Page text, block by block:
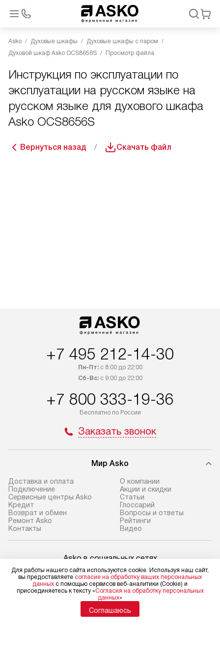
Asko Духовые шкафы
Духовые шкафы с паром
Духовой шкаф Asko OCS8656S
Просмотр файла
Инструкция по эксплуатации по
эксплуатации на русском языке на
русском языке для духового шкафа
Asko OCS8656S
Вернуться назад Скачать файл
+7 495 212-14-30
Пн-Пт:с 8:00 до 22:00
Сб-Вс:с 9:00 до 22:00
+7 800 333-19-36
Бесплатно по России
Заказать звонок
Мир Asko
Доставка и оплата
Подключение
Сервисные центры Asko
Кредит
Возврат и обмен
Ремонт Asko
Контакты
О компании
Акции и скидки
Статьи
Глоссарий
Вопросы и ответы
Рейтинги
Видео
Asko в социальных сетях
Для физических лиц
shop@asko-russia.ru
Для юридических лиц
Для работы нашего сайта используются cookie. Используя наш сайт,
вы предоставляете согласие на обработку ваших персональных
данных с помощью сервисов веб-аналитики (Cookie) и
присоединяетесь к тексту «Согласия на обработку персональных
данных»
Соглашаюсь